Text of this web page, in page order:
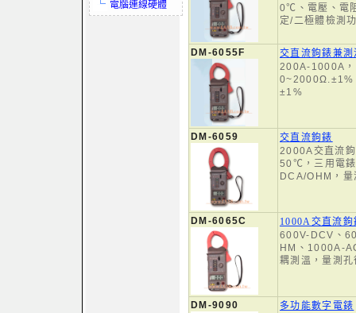
電腦連線硬體
0℃、電壓、電
定/二極體檢測
DM-6055F
交直流鉤錶兼測
200A-1000A
±1%
DM-6059
交直流鉤錶
2000A交直流
50℃，三用電
DCA/OHM，
DM-6065C
1000A交直流
600V-DCV、
HM、1000A-
耦測溫，量測
DM-9090
多功能數字電錶